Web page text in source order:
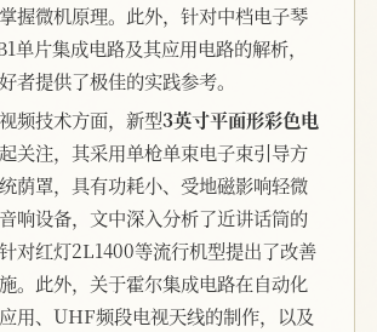
握微机原理。此外，针对中档电子琴
单片集成电路及其应用电路的解析，
者提供了极佳的实践参考。
频技术方面，新型3英寸平面形彩色电
关注，其采用单枪单束电子束引导方
荫罩，具有功耗小、受地磁影响轻微
响设备，文中深入分析了近讲话筒的
对红灯2L1400等流行机型提出了改善
。此外，关于霍尔集成电路在自动化
用、UHF频段电视天线的制作，以及